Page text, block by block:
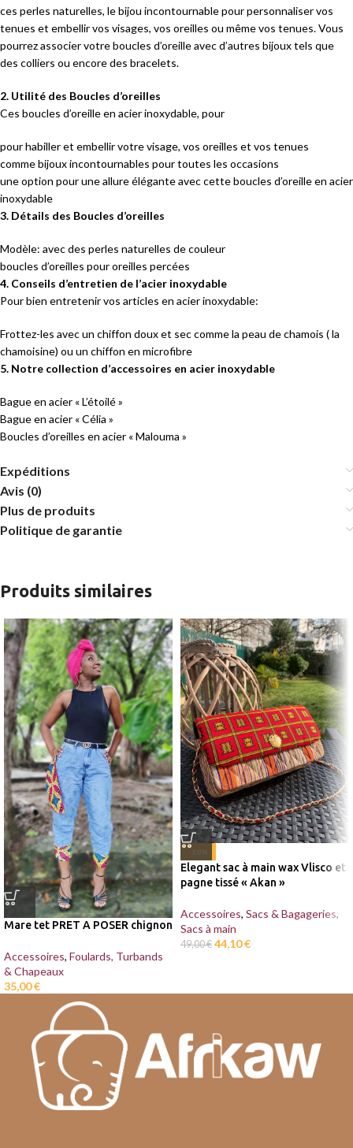
ces perles naturelles, le bijou incontournable pour personnaliser vos
tenues et embellir vos visages, vos oreilles ou même vos tenues. Vous
pourrez associer votre boucles d’oreille avec d’autres bijoux tels que
des colliers ou encore des bracelets.
2. Utilité des Boucles d’oreilles
Ces boucles d’oreille en acier inoxydable, pour
pour habiller et embellir votre visage, vos oreilles et vos tenues
comme bijoux incontournables pour toutes les occasions
une option pour une allure élégante avec cette boucles d’oreille en acier
inoxydable
3. Détails des Boucles d’oreilles
Modèle: avec des perles naturelles de couleur
boucles d’oreilles pour oreilles percées
4. Conseils d’entretien de l’acier inoxydable
Pour bien entretenir vos articles en acier inoxydable:
Frottez-les avec un chiffon doux et sec comme la peau de chamois ( la
chamoisine) ou un chiffon en microfibre
5. Notre collection d’accessoires en acier inoxydable
Bague en acier « L’étoilé »
Bague en acier « Célia »
Boucles d’oreilles en acier « Malouma »
Expéditions
Avis (0)
Plus de produits
Politique de garantie
Produits similaires
Mare tet PRET A POSER chignon
Accessoires, Foulards, Turbands
& Chapeaux
35,00€
-10%
Elegant sac à main wax Vlisco et
pagne tissé « Akan »
Accessoires, Sacs & Bagageries,
Sacs à main
49,00€ 44,10€